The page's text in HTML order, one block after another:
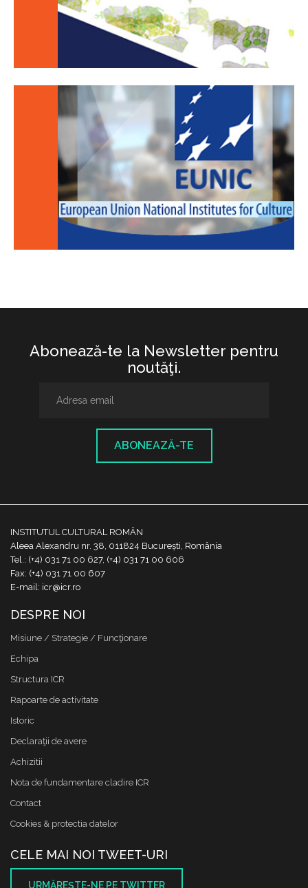
Abonează-te la Newsletter pentru
noutăţi.
ABONEAZĂ-TE
INSTITUTUL CULTURAL ROMÂN
Aleea Alexandru nr. 38, 011824 București, România
Tel.: (+4) 031 71 00 627, (+4) 031 71 00 606
Fax: (+4) 031 71 00 607
E-mail: icr@icr.ro
DESPRE NOI
Misiune / Strategie / Funcţionare
Echipa
Structura ICR
Rapoarte de activitate
Istoric
Declaraţii de avere
Achizitii
Nota de fundamentare cladire ICR
Contact
Cookies & protectia datelor
CELE MAI NOI TWEET-URI
URMĂREŞTE-NE PE TWITTER